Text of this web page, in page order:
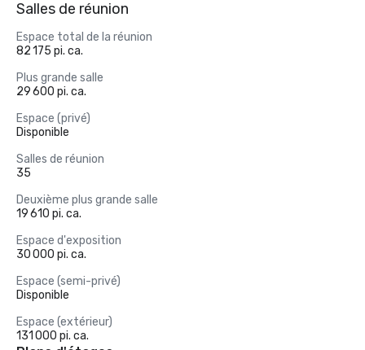
Salles de réunion
Espace total de la réunion
82 175 pi. ca.
Plus grande salle
29 600 pi. ca.
Espace (privé)
Disponible
Salles de réunion
35
Deuxième plus grande salle
19 610 pi. ca.
Espace d'exposition
30 000 pi. ca.
Espace (semi-privé)
Disponible
Espace (extérieur)
131 000 pi. ca.